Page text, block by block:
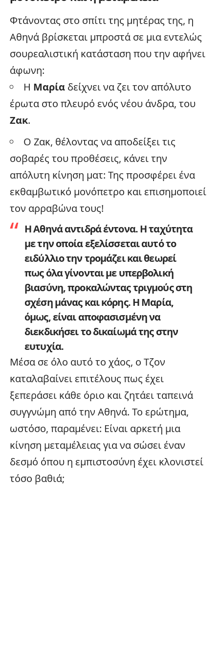
Φτάνοντας στο σπίτι της μητέρας της, η
Αθηνά βρίσκεται μπροστά σε μια εντελώς
σουρεαλιστική κατάσταση που την αφήνει
άφωνη:
Η Μαρία δείχνει να ζει τον απόλυτο
έρωτα στο πλευρό ενός νέου άνδρα, του
Ζακ.
Ο Ζακ, θέλοντας να αποδείξει τις
σοβαρές του προθέσεις, κάνει την
απόλυτη κίνηση ματ: Της προσφέρει ένα
εκθαμβωτικό μονόπετρο και επισημοποιεί
τον αρραβώνα τους!
Η Αθηνά αντιδρά έντονα. Η ταχύτητα
με την οποία εξελίσσεται αυτό το
ειδύλλιο την τρομάζει και θεωρεί
πως όλα γίνονται με υπερβολική
βιασύνη, προκαλώντας τριγμούς στη
σχέση μάνας και κόρης. Η Μαρία,
όμως, είναι αποφασισμένη να
διεκδικήσει το δικαίωμά της στην
ευτυχία.
Μέσα σε όλο αυτό το χάος, ο Τζον
καταλαβαίνει επιτέλους πως έχει
ξεπεράσει κάθε όριο και ζητάει ταπεινά
συγγνώμη από την Αθηνά. Το ερώτημα,
ωστόσο, παραμένει: Είναι αρκετή μια
κίνηση μεταμέλειας για να σώσει έναν
δεσμό όπου η εμπιστοσύνη έχει κλονιστεί
τόσο βαθιά;